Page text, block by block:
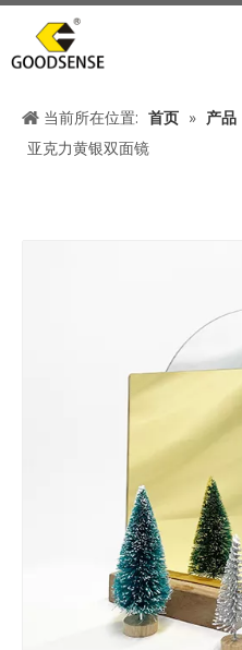
当前所在位置: 首页 » 产品
亚克力黄银双面镜